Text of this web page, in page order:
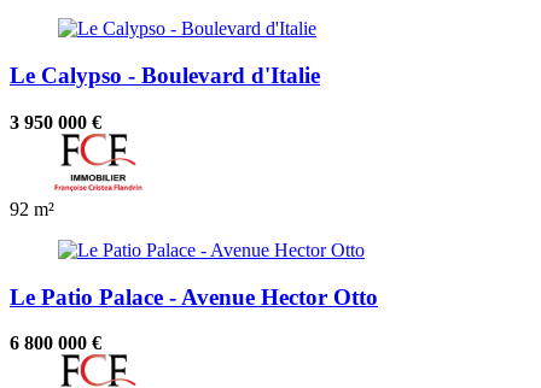
Le Calypso - Boulevard d'Italie
3 950 000 €
92 m²
Le Patio Palace - Avenue Hector Otto
6 800 000 €